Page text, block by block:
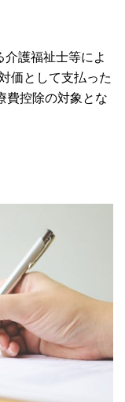
介護福祉士等によ
価として支払った
費控除の対象とな